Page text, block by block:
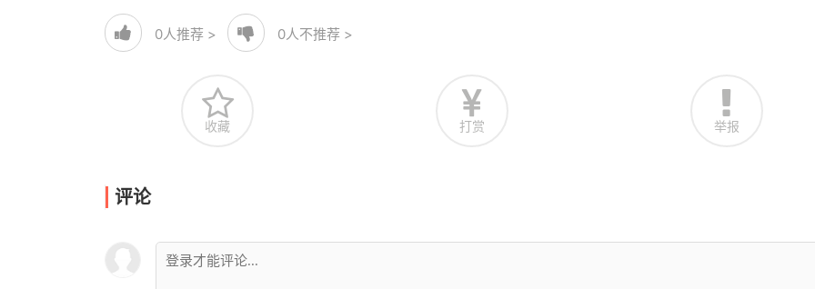
0人推荐 > 0人不推荐 >
收藏 打赏 举报
评论